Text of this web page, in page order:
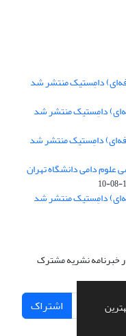
دامِستیک منتشر شد
دامِستیک منتشر شد
دامِستیک منتشر شد
علوم دامی دانشگاه تهران
دامِستیک منتشر شد
خبرنامه نشریه مشترک
اشتراک